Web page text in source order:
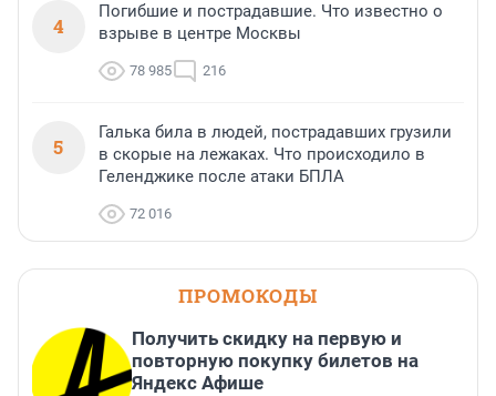
4
Погибшие и пострадавшие. Что известно о
взрыве в центре Москвы
78 985 216
5
Галька била в людей, пострадавших грузили
в скорые на лежаках. Что происходило в
Геленджике после атаки БПЛА
72 016
ПРОМОКОДЫ
Получить скидку на первую и
повторную покупку билетов на
Яндекс Афише